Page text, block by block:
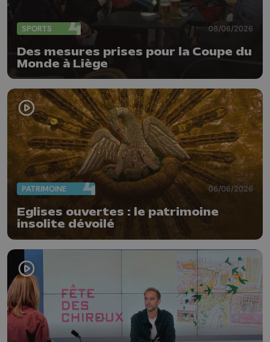
SPORTS 08/06/2026
Des mesures prises pour la Coupe du
Monde à Liège
PATRIMOINE 06/06/2026
Eglises ouvertes : le patrimoine
insolite dévoilé